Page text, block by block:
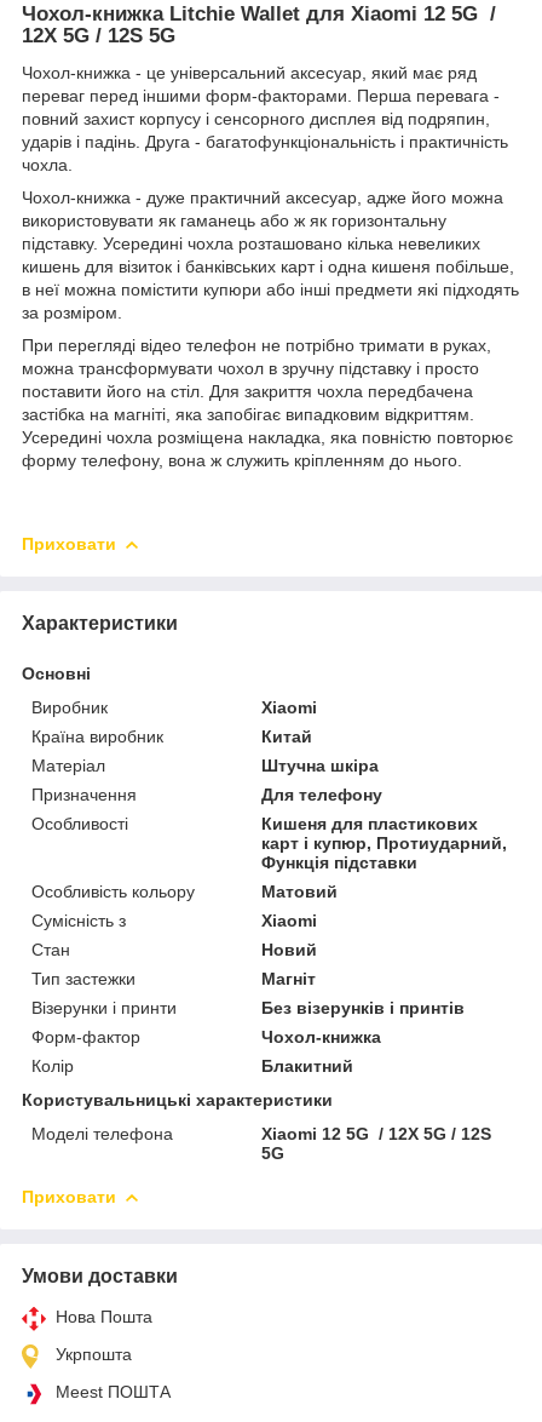
Чохол-книжка Litchie Wallet для Xiaomi 12 5G /
12X 5G / 12S 5G
Чохол-книжка - це універсальний аксесуар, який має ряд
переваг перед іншими форм-факторами. Перша перевага -
повний захист корпусу і сенсорного дисплея від подряпин,
ударів і падінь. Друга - багатофункціональність і практичність
чохла.
Чохол-книжка - дуже практичний аксесуар, адже його можна
використовувати як гаманець або ж як горизонтальну
підставку. Усередині чохла розташовано кілька невеликих
кишень для візиток і банківських карт і одна кишеня побільше,
в неї можна помістити купюри або інші предмети які підходять
за розміром.
При перегляді відео телефон не потрібно тримати в руках,
можна трансформувати чохол в зручну підставку і просто
поставити його на стіл. Для закриття чохла передбачена
застібка на магніті, яка запобігає випадковим відкриттям.
Усередині чохла розміщена накладка, яка повністю повторює
форму телефону, вона ж служить кріпленням до нього.
Приховати
Характеристики
Основні
Виробник
Xiaomi
Країна виробник
Китай
Матеріал
Штучна шкіра
Призначення
Для телефону
Особливості
Кишеня для пластикових
карт і купюр, Протиударний,
Функція підставки
Особливість кольору
Матовий
Сумісність з
Xiaomi
Стан
Новий
Тип застежки
Магніт
Візерунки і принти
Без візерунків і принтів
Форм-фактор
Чохол-книжка
Колір
Блакитний
Користувальницькі характеристики
Моделі телефона
Xiaomi 12 5G / 12X 5G / 12S
5G
Приховати
Умови доставки
Нова Пошта
Укрпошта
Meest ПОШТА